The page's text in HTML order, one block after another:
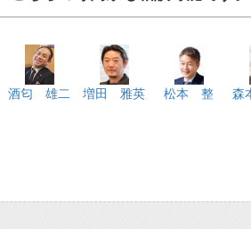
酒匂 雄二 増田 雅英 松本 整 森